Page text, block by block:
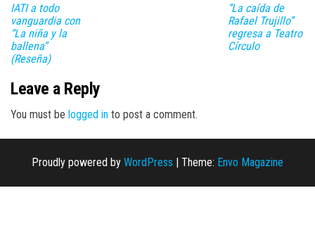
IATI a todo
vanguardia con
“La niña y la
ballena”
(Reseña)
“La caída de
Rafael Trujillo”
regresa a Teatro
Círculo
Leave a Reply
You must be logged in to post a comment.
Proudly powered by WordPress | Theme: Envo Magazine